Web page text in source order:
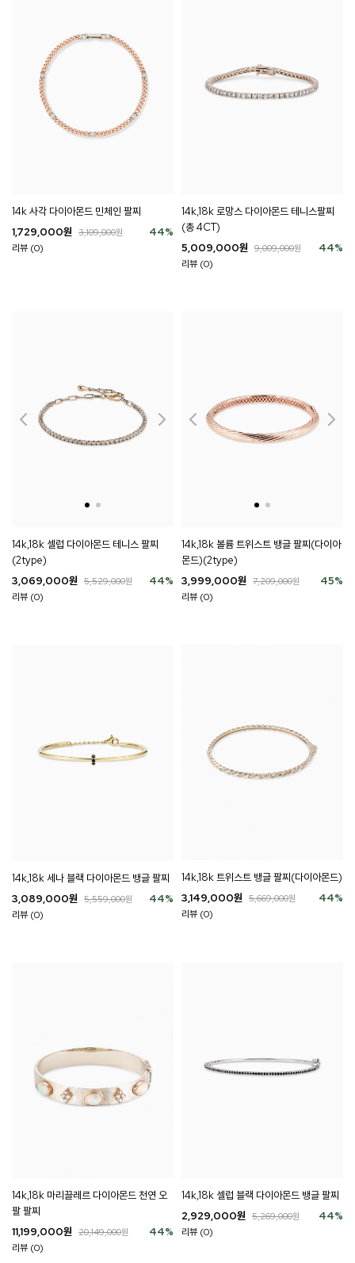
14k 사각 다이아몬드 민체인 팔찌
44%
1,729,000원 3,109,000원
리뷰 (0)
14k,18k 로망스 다이아몬드 테니스팔찌
(총 4CT)
44%
5,009,000원 9,009,000원
리뷰 (0)
14k,18k 셀럽 다이아몬드 테니스 팔찌
(2type)
44%
3,069,000원 5,529,000원
리뷰 (0)
14k,18k 볼륨 트위스트 뱅글 팔찌(다이아
몬드)(2type)
45%
3,999,000원 7,209,000원
리뷰 (0)
14k,18k 세나 블랙 다이아몬드 뱅글 팔찌
44%
3,089,000원 5,559,000원
리뷰 (0)
14k,18k 트위스트 뱅글 팔찌(다이아몬드)
44%
3,149,000원 5,669,000원
리뷰 (0)
14k,18k 마리끌레르 다이아몬드 천연 오
팔 팔찌
44%
11,199,000원 20,149,000원
리뷰 (0)
14k,18k 셀럽 블랙 다이아몬드 뱅글 팔찌
44%
2,929,000원 5,269,000원
리뷰 (0)